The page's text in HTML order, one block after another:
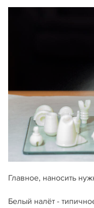
Главное, наносить
Белый налёт -